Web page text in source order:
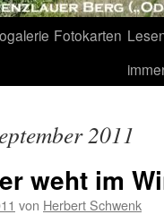
Fotokarten
2011
weht im
von Herbert Schwenk